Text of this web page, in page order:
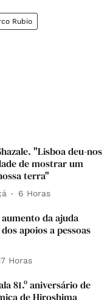
Rubio
"Lisboa deu-nos
de mostrar um
terra"
6 Horas
da ajuda
apoios a pessoas
Horas
81.º aniversário de
de Hiroshima